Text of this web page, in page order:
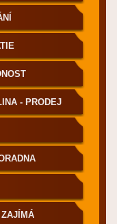
- PRODEJ